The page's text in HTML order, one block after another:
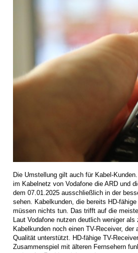
Die Umstellung gilt auch für Kabel-
im Kabelnetz von Vodafone die ARD und
dem 07.01.2025 ausschließlich in der
sehen. Kabelkunden, die bereits HD-
müssen nichts tun. Das trifft auf die
Laut Vodafone nutzen deutlich weniger als
Kabelkunden noch einen TV-Receiver, der
Qualität unterstützt. HD-fähige TV-
Zusammenspiel mit älteren Fernsehern